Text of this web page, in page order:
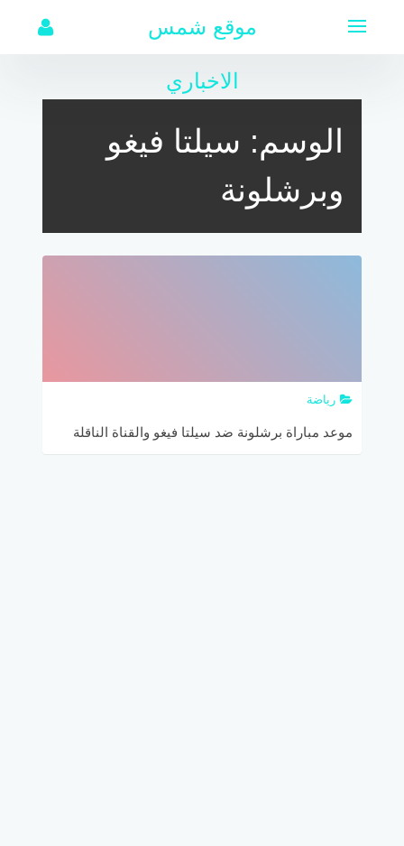
موقع شمس
الاخباري
الوسم: سيلتا فيغو
وبرشلونة
رياضة
موعد مباراة برشلونة ضد سيلتا فيغو والقناة الناقلة